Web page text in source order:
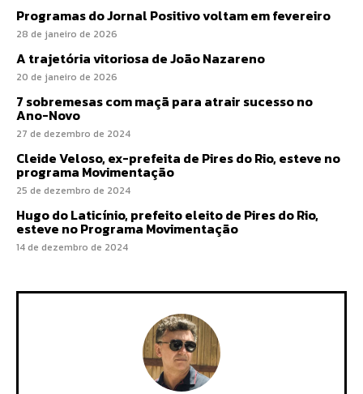
Programas do Jornal Positivo voltam em fevereiro
28 de janeiro de 2026
A trajetória vitoriosa de João Nazareno
20 de janeiro de 2026
7 sobremesas com maçã para atrair sucesso no
Ano-Novo
27 de dezembro de 2024
Cleide Veloso, ex-prefeita de Pires do Rio, esteve no
programa Movimentação
25 de dezembro de 2024
Hugo do Laticínio, prefeito eleito de Pires do Rio,
esteve no Programa Movimentação
14 de dezembro de 2024